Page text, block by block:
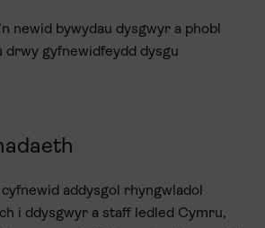
newid bywydau dysgwyr a phobl
drwy gyfnewidfeydd dysgu
addysgol rhyngwladol
i ddysgwyr a staff ledled Cymru,